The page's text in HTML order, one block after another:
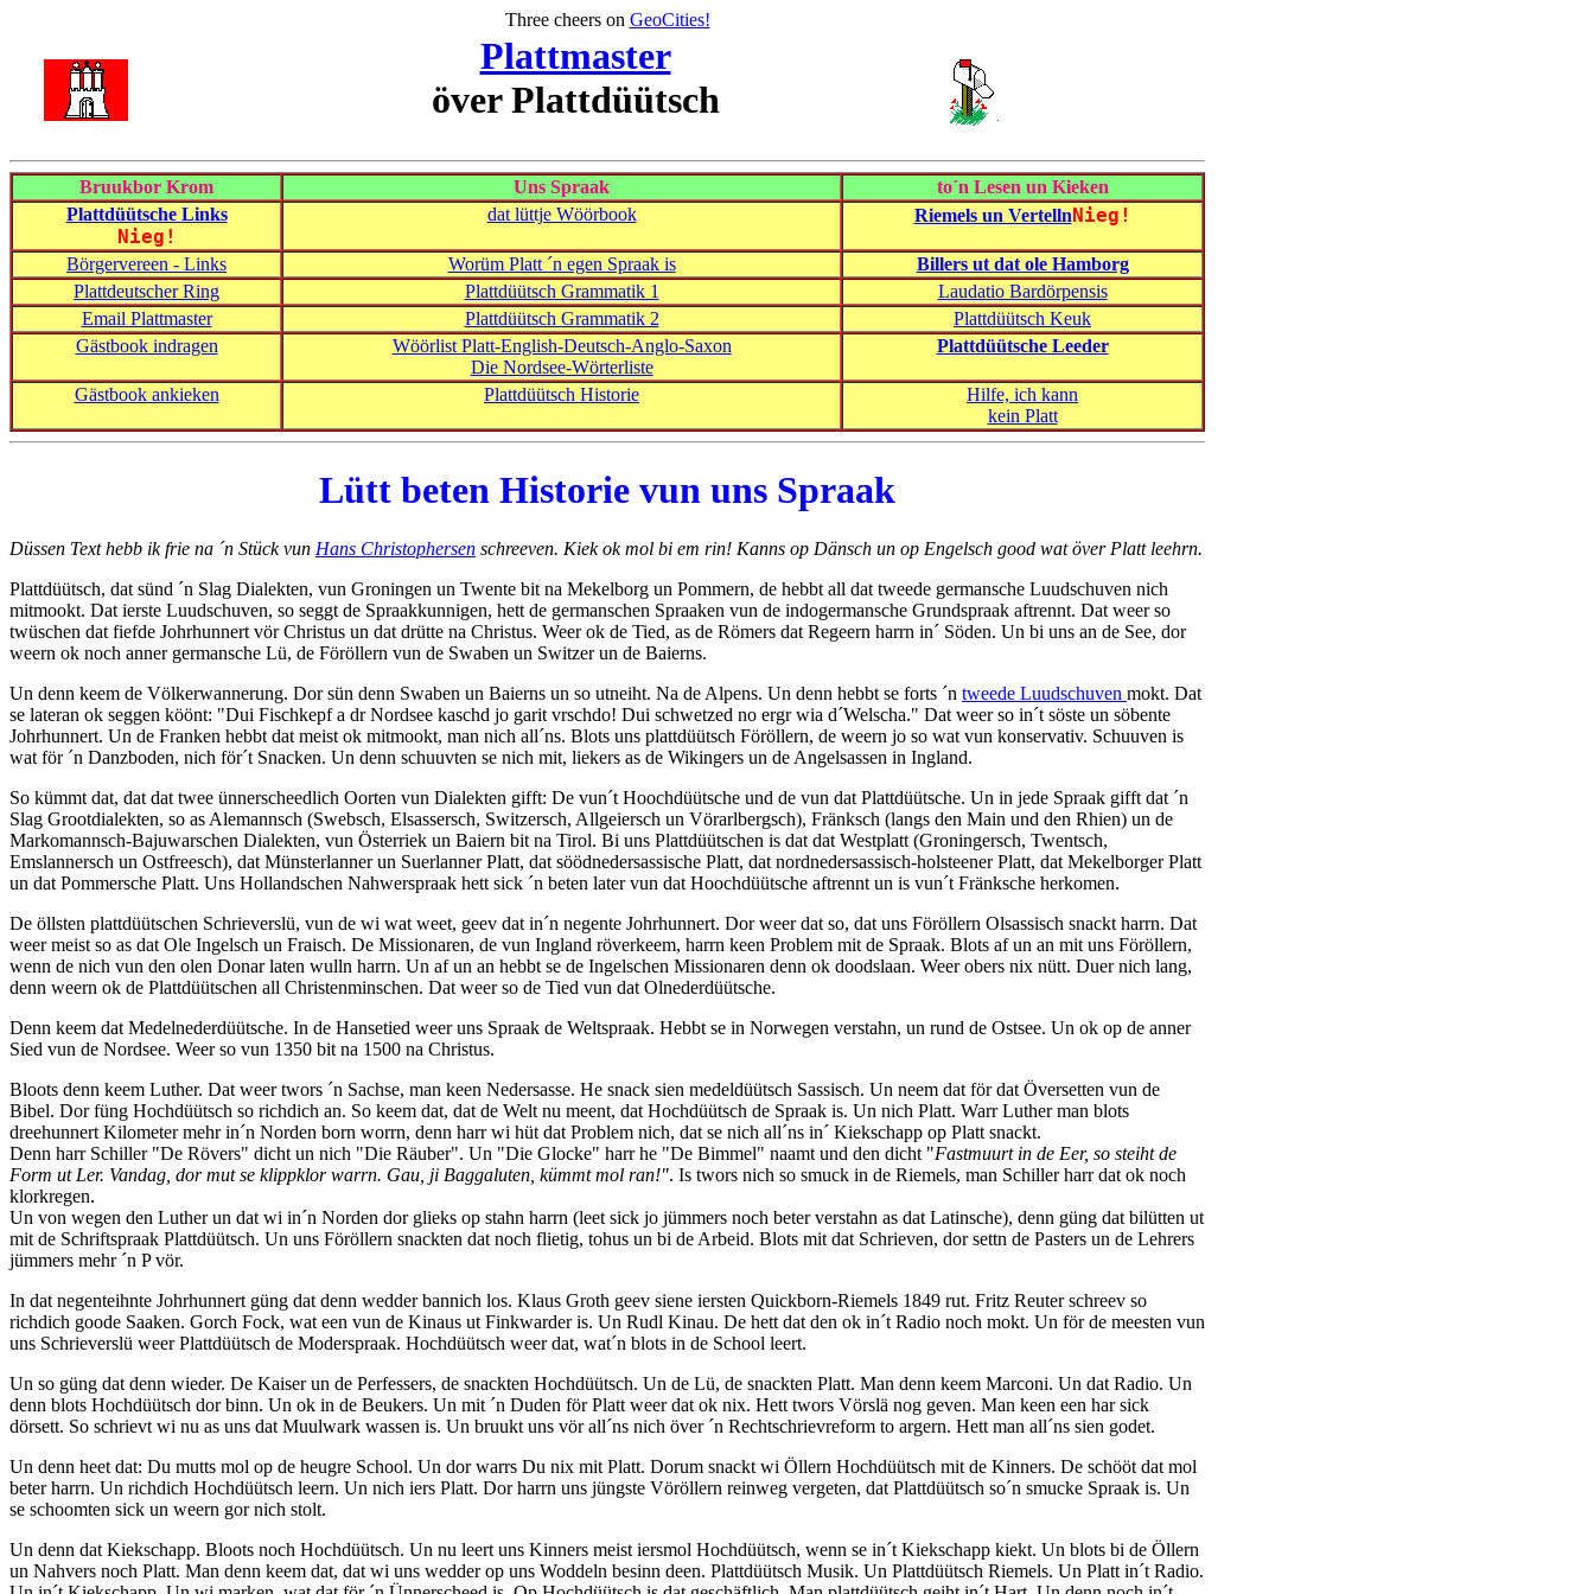
Three cheers on GeoCities!
Plattmaster
över Plattdüütsch
Bruukbor Krom Uns Spraak
to´n Lesen un Kieken
Plattdüütsche Links
Nieg!
dat lüttje Wöörbook Riemels un VertellnNieg!
Börgervereen - Links Worüm Platt ´n egen Spraak is
Billers ut dat ole Hamborg
Plattdeutscher Ring
Plattdüütsch Grammatik 1
Laudatio Bardörpensis
Email Plattmaster
Plattdüütsch Grammatik 2
Plattdüütsch Keuk
Gästbook indragen
Wöörlist Platt-English-Deutsch-Anglo-Saxon
Die Nordsee-Wörterliste
Plattdüütsche Leeder
Gästbook ankieken Plattdüütsch Historie
Hilfe, ich kann
kein Platt
Lütt beten Historie vun uns Spraak
Düssen Text hebb ik frie na ´n Stück vun Hans Christophersen schreeven. Kiek ok mol bi em rin! Kanns op Dänsch un op Engelsch good wat över Platt leehrn.
Plattdüütsch, dat sünd ´n Slag Dialekten, vun Groningen un Twente bit na Mekelborg un Pommern, de hebbt all dat tweede germansche Luudschuven nich
mitmookt. Dat ierste Luudschuven, so seggt de Spraakkunnigen, hett de germanschen Spraaken vun de indogermansche Grundspraak aftrennt. Dat weer so
twüschen dat fiefde Johrhunnert vör Christus un dat drütte na Christus. Weer ok de Tied, as de Römers dat Regeern harrn in´ Söden. Un bi uns an de See, dor
weern ok noch anner germansche Lü, de Föröllern vun de Swaben un Switzer un de Baierns.
Un denn keem de Völkerwannerung. Dor sün denn Swaben un Baierns un so utneiht. Na de Alpens. Un denn hebbt se forts ´n tweede Luudschuven mokt. Dat
se lateran ok seggen köönt: "Dui Fischkepf a dr Nordsee kaschd jo garit vrschdo! Dui schwetzed no ergr wia d´Welscha." Dat weer so in´t söste un söbente
Johrhunnert. Un de Franken hebbt dat meist ok mitmookt, man nich all´ns. Blots uns plattdüütsch Föröllern, de weern jo so wat vun konservativ. Schuuven is
wat för ´n Danzboden, nich för´t Snacken. Un denn schuuvten se nich mit, liekers as de Wikingers un de Angelsassen in Ingland.
So kümmt dat, dat dat twee ünnerscheedlich Oorten vun Dialekten gifft: De vun´t Hoochdüütsche und de vun dat Plattdüütsche. Un in jede Spraak gifft dat ´n
Slag Grootdialekten, so as Alemannsch (Swebsch, Elsassersch, Switzersch, Allgeiersch un Vörarlbergsch), Fränksch (langs den Main und den Rhien) un de
Markomannsch-Bajuwarschen Dialekten, vun Österriek un Baiern bit na Tirol. Bi uns Plattdüütschen is dat dat Westplatt (Groningersch, Twentsch,
Emslannersch un Ostfreesch), dat Münsterlanner un Suerlanner Platt, dat söödnedersassische Platt, dat nordnedersassisch-holsteener Platt, dat Mekelborger Platt
un dat Pommersche Platt. Uns Hollandschen Nahwerspraak hett sick ´n beten later vun dat Hoochdüütsche aftrennt un is vun´t Fränksche herkomen.
De öllsten plattdüütschen Schrieverslü, vun de wi wat weet, geev dat in´n negente Johrhunnert. Dor weer dat so, dat uns Föröllern Olsassisch snackt harrn. Dat
weer meist so as dat Ole Ingelsch un Fraisch. De Missionaren, de vun Ingland röverkeem, harrn keen Problem mit de Spraak. Blots af un an mit uns Föröllern,
wenn de nich vun den olen Donar laten wulln harrn. Un af un an hebbt se de Ingelschen Missionaren denn ok doodslaan. Weer obers nix nütt. Duer nich lang,
denn weern ok de Plattdüütschen all Christenminschen. Dat weer so de Tied vun dat Olnederdüütsche.
Denn keem dat Medelnederdüütsche. In de Hansetied weer uns Spraak de Weltspraak. Hebbt se in Norwegen verstahn, un rund de Ostsee. Un ok op de anner
Sied vun de Nordsee. Weer so vun 1350 bit na 1500 na Christus.
Bloots denn keem Luther. Dat weer twors ´n Sachse, man keen Nedersasse. He snack sien medeldüütsch Sassisch. Un neem dat för dat Översetten vun de
Bibel. Dor füng Hochdüütsch so richdich an. So keem dat, dat de Welt nu meent, dat Hochdüütsch de Spraak is. Un nich Platt. Warr Luther man blots
dreehunnert Kilometer mehr in´n Norden born worrn, denn harr wi hüt dat Problem nich, dat se nich all´ns in´ Kiekschapp op Platt snackt.
Denn harr Schiller "De Rövers" dicht un nich "Die Räuber". Un "Die Glocke" harr he "De Bimmel" naamt und den dicht "Fastmuurt in de Eer, so steiht de
Form ut Ler. Vandag, dor mut se klippklor warrn. Gau, ji Baggaluten, kümmt mol ran!". Is twors nich so smuck in de Riemels, man Schiller harr dat ok noch
klorkregen.
Un von wegen den Luther un dat wi in´n Norden dor glieks op stahn harrn (leet sick jo jümmers noch beter verstahn as dat Latinsche), denn güng dat bilütten ut
mit de Schriftspraak Plattdüütsch. Un uns Föröllern snackten dat noch flietig, tohus un bi de Arbeid. Blots mit dat Schrieven, dor settn de Pasters un de Lehrers
jümmers mehr ´n P vör.
In dat negenteihnte Johrhunnert güng dat denn wedder bannich los. Klaus Groth geev siene iersten Quickborn-Riemels 1849 rut. Fritz Reuter schreev so
richdich goode Saaken. Gorch Fock, wat een vun de Kinaus ut Finkwarder is. Un Rudl Kinau. De hett dat den ok in´t Radio noch mokt. Un för de meesten vun
uns Schrieverslü weer Plattdüütsch de Moderspraak. Hochdüütsch weer dat, wat´n blots in de School leert.
Un so güng dat denn wieder. De Kaiser un de Perfessers, de snackten Hochdüütsch. Un de Lü, de snackten Platt. Man denn keem Marconi. Un dat Radio. Un
denn blots Hochdüütsch dor binn. Un ok in de Beukers. Un mit ´n Duden för Platt weer dat ok nix. Hett twors Vörslä nog geven. Man keen een har sick
dörsett. So schrievt wi nu as uns dat Muulwark wassen is. Un bruukt uns vör all´ns nich över ´n Rechtschrievreform to argern. Hett man all´ns sien godet.
Un denn heet dat: Du mutts mol op de heugre School. Un dor warrs Du nix mit Platt. Dorum snackt wi Öllern Hochdüütsch mit de Kinners. De schööt dat mol
beter harrn. Un richdich Hochdüütsch leern. Un nich iers Platt. Dor harrn uns jüngste Vöröllern reinweg vergeten, dat Plattdüütsch so´n smucke Spraak is. Un
se schoomten sick un weern gor nich stolt.
Un denn dat Kiekschapp. Bloots noch Hochdüütsch. Un nu leert uns Kinners meist iersmol Hochdüütsch, wenn se in´t Kiekschapp kiekt. Un blots bi de Öllern
un Nahvers noch Platt. Man denn keem dat, dat wi uns wedder op uns Woddeln besinn deen. Plattdüütsch Musik. Un Plattdüütsch Riemels. Un Platt in´t Radio.